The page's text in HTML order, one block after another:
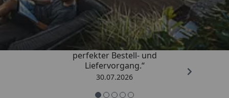
4,76/ 5
„Qualitativ sehr gute Ware und ein
perfekter Bestell- und
Liefervorgang.“
30.07.2026